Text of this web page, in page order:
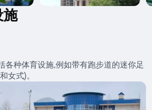
施
各种体育设施,例如带有跑步道的迷你足
女式)。